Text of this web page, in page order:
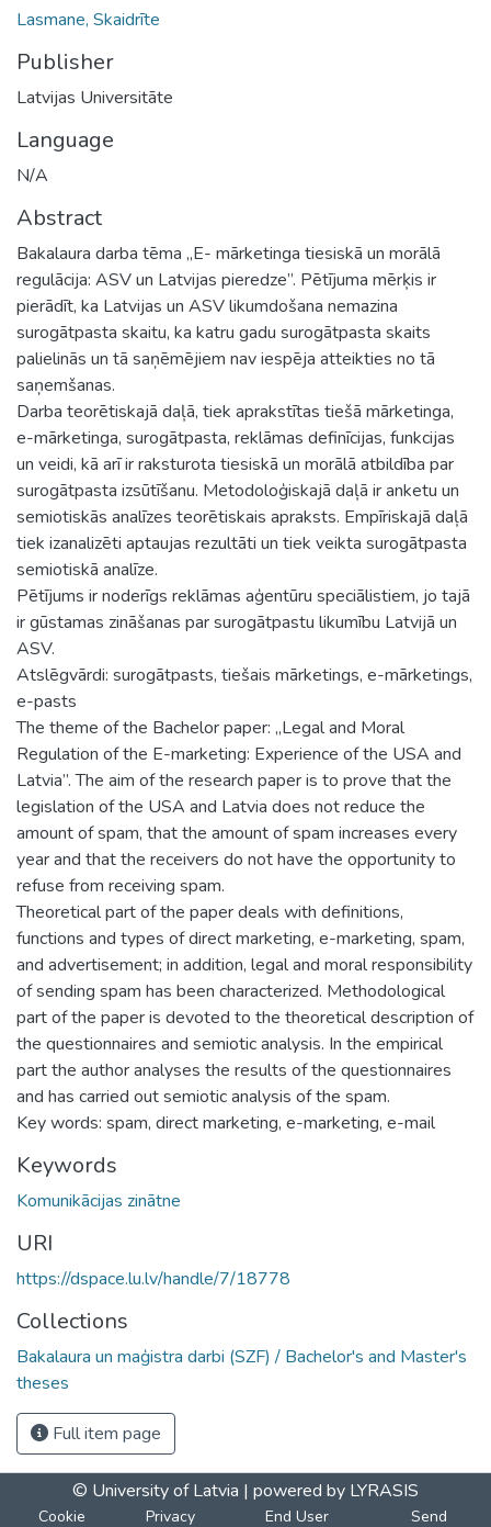
Lasmane, Skaidrīte
Publisher
Latvijas Universitāte
Language
N/A
Abstract
Bakalaura darba tēma „E- mārketinga tiesiskā un morālā
regulācija: ASV un Latvijas pieredze”. Pētījuma mērķis ir
pierādīt, ka Latvijas un ASV likumdošana nemazina
surogātpasta skaitu, ka katru gadu surogātpasta skaits
palielinās un tā saņēmējiem nav iespēja atteikties no tā
saņemšanas.
Darba teorētiskajā daļā, tiek aprakstītas tiešā mārketinga,
e-mārketinga, surogātpasta, reklāmas definīcijas, funkcijas
un veidi, kā arī ir raksturota tiesiskā un morālā atbildība par
surogātpasta izsūtīšanu. Metodoloģiskajā daļā ir anketu un
semiotiskās analīzes teorētiskais apraksts. Empīriskajā daļā
tiek izanalizēti aptaujas rezultāti un tiek veikta surogātpasta
semiotiskā analīze.
Pētījums ir noderīgs reklāmas aģentūru speciālistiem, jo tajā
ir gūstamas zināšanas par surogātpastu likumību Latvijā un
ASV.
Atslēgvārdi: surogātpasts, tiešais mārketings, e-mārketings,
e-pasts
The theme of the Bachelor paper: „Legal and Moral
Regulation of the E-marketing: Experience of the USA and
Latvia”. The aim of the research paper is to prove that the
legislation of the USA and Latvia does not reduce the
amount of spam, that the amount of spam increases every
year and that the receivers do not have the opportunity to
refuse from receiving spam.
Theoretical part of the paper deals with definitions,
functions and types of direct marketing, e-marketing, spam,
and advertisement; in addition, legal and moral responsibility
of sending spam has been characterized. Methodological
part of the paper is devoted to the theoretical description of
the questionnaires and semiotic analysis. In the empirical
part the author analyses the results of the questionnaires
and has carried out semiotic analysis of the spam.
Key words: spam, direct marketing, e-marketing, e-mail
Keywords
Komunikācijas zinātne
URI
https://dspace.lu.lv/handle/7/18778
Collections
Bakalaura un maģistra darbi (SZF) / Bachelor's and Master's
theses
Full item page
© University of Latvia | powered by LYRASIS
Cookie Privacy End User Send